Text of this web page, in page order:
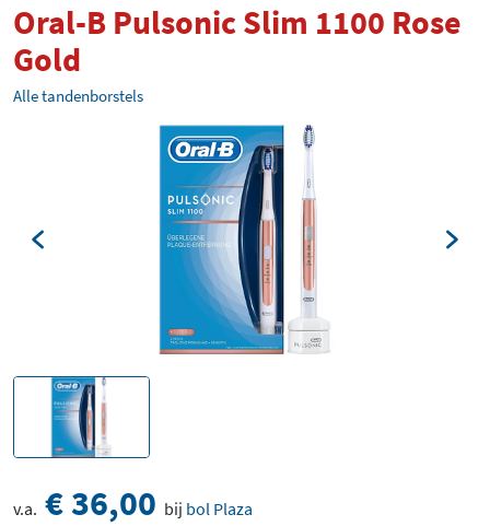
Oral-B Pulsonic Slim 1100 Rose
Gold
Alle tandenborstels
v.a. € 36,00 bij bol Plaza